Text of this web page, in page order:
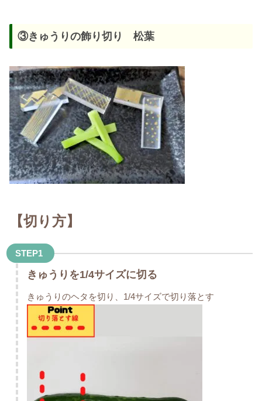
③きゅうりの飾り切り 松葉
【切り方】
STEP1
きゅうりを1/4サイズに切る
きゅうりのヘタを切り、1/4サイズで切り落とす